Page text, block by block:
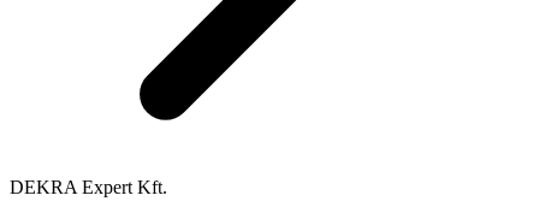
DEKRA Expert Kft.